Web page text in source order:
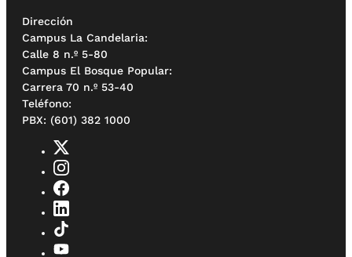
Dirección
Campus La Candelaria:
Calle 8 n.º 5-80
Campus El Bosque Popular:
Carrera 70 n.º 53-40
Teléfono:
PBX: (601) 382 1000